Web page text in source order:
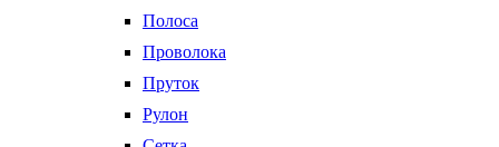
Полоса
Проволока
Пруток
Рулон